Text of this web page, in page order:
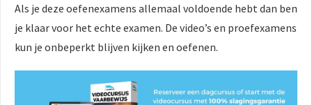
Als je deze oefenexamens allemaal voldoende hebt dan ben
je klaar voor het echte examen. De video’s en proefexamens
kun je onbeperkt blijven kijken en oefenen.